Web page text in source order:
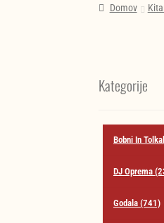
Domov
Kategorije
Bobni In
DJ Oprema
Godala(741)